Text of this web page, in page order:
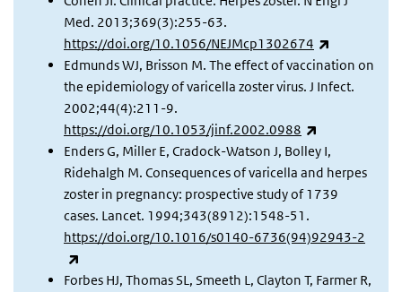
Med. 2013;369(3):255-63.
https://doi.org/10.1056/NEJMcp1302674
Edmunds WJ, Brisson M. The effect of vaccination on
the epidemiology of varicella zoster virus. J Infect.
2002;44(4):211-9.
https://doi.org/10.1053/jinf.2002.0988
Enders G, Miller E, Cradock-Watson J, Bolley I,
Ridehalgh M. Consequences of varicella and herpes
zoster in pregnancy: prospective study of 1739
cases. Lancet. 1994;343(8912):1548-51.
https://doi.org/10.1016/s0140-6736(94)92943-2
Forbes HJ, Thomas SL, Smeeth L, Clayton T, Farmer R,